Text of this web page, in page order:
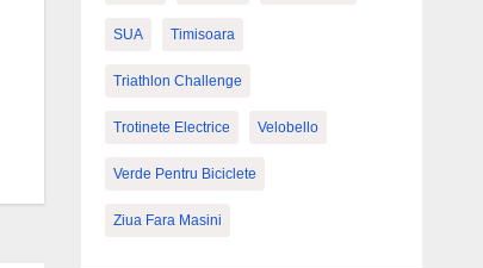
SUA Timisoara
Triathlon Challenge
Trotinete Electrice Velobello
Verde Pentru Biciclete
Ziua Fara Masini